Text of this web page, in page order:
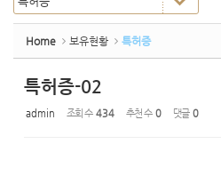
o
n
Home 보유현황 특허증
특허증-02
admin 조회 수 434 추천 수 0 댓글 0